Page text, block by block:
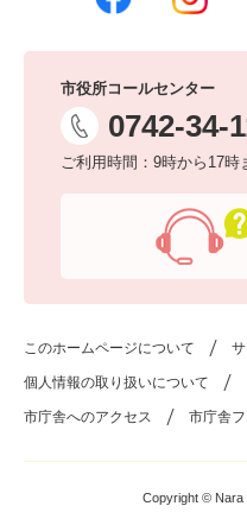
市役所コールセンター
0742-34-
ご利用時間：9時から17時
このホームページについて
個人情報の取り扱いについて
市庁舎へのアクセス 市庁舎
Copyright © Nara